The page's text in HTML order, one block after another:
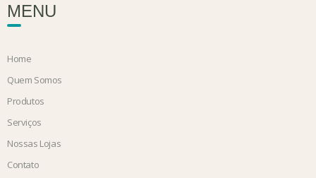
MENU
Home
Quem Somos
Produtos
Serviços
Nossas Lojas
Contato